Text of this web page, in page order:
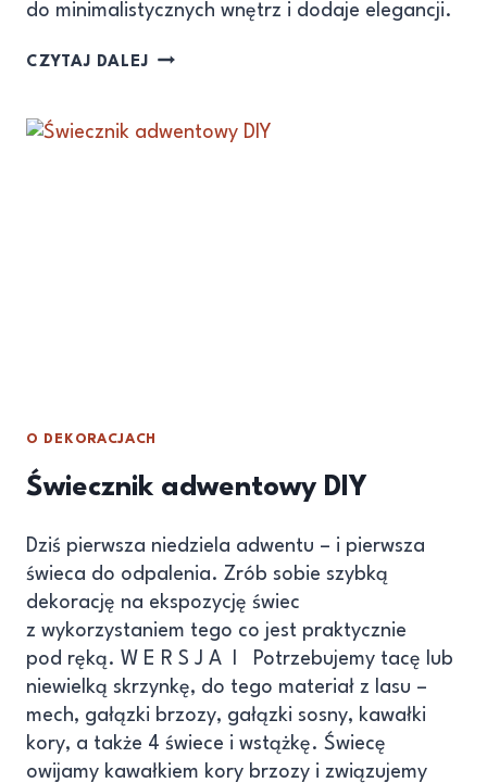
do minimalistycznych wnętrz i dodaje elegancji.
CZYTAJ DALEJ
O DEKORACJACH
Świecznik adwentowy DIY
Dziś pierwsza niedziela adwentu – i pierwsza
świeca do odpalenia. Zrób sobie szybką
dekorację na ekspozycję świec
z wykorzystaniem tego co jest praktycznie
pod ręką. W E R S J A I Potrzebujemy tacę lub
niewielką skrzynkę, do tego materiał z lasu –
mech, gałązki brzozy, gałązki sosny, kawałki
kory, a także 4 świece i wstążkę. Świecę
owijamy kawałkiem kory brzozy i związujemy